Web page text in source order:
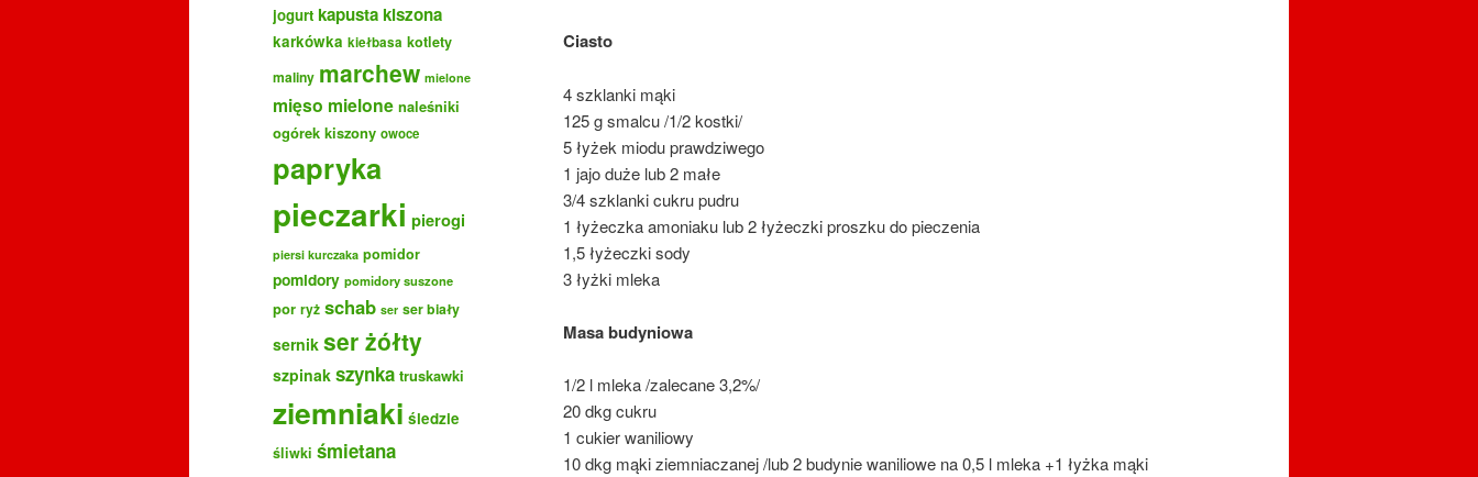
Ciasto
4 szklanki mąki
125 g smalcu /1/2 kostki/
5 łyżek miodu prawdziwego
1 jajo duże lub 2 małe
3/4 szklanki cukru pudru
1 łyżeczka amoniaku lub 2 łyżeczki proszku do pieczenia
1,5 łyżeczki sody
3 łyżki mleka
Masa budyniowa
1/2 l mleka /zalecane 3,2%/
20 dkg cukru
1 cukier waniliowy
10 dkg mąki ziemniaczanej /lub 2 budynie waniliowe na 0,5 l mleka +1 łyżka mąki
jogurt kapusta kiszona
karkówka kiełbasa kotlety
maliny marchew mielone
mięso mielone naleśniki
ogórek kiszony owoce
papryka
pieczarki pierogi
piersi kurczaka pomidor
pomidory pomidory suszone
por ryż schab ser ser biały
sernik ser żółty
szpinak szynka truskawki
ziemniaki śledzie
śliwki śmietana